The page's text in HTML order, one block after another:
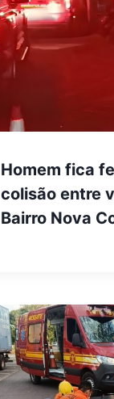
Homem fica
colisão entre
Bairro Nova